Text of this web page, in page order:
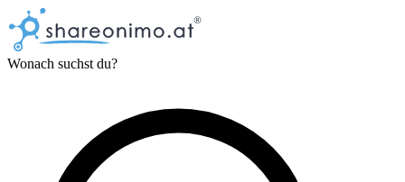
Wonach suchst du?